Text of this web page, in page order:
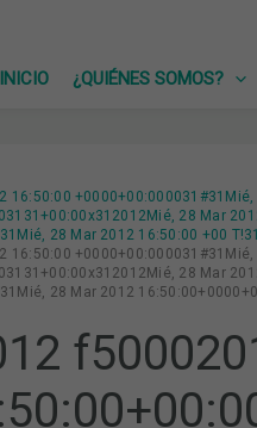
INICIO
¿QUIÉNES SOMOS?
16:50:00
28 Mar
28 Mar 2012 16:50:00 +00
16:50:00
28 Mar
28 Mar 2012